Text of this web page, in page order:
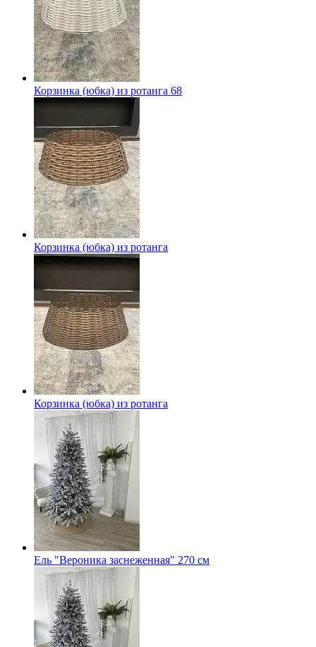
Корзинка (юбка) из ротанга 68
Корзинка (юбка) из ротанга
Корзинка (юбка) из ротанга
Ель "Вероника заснеженная" 270 см